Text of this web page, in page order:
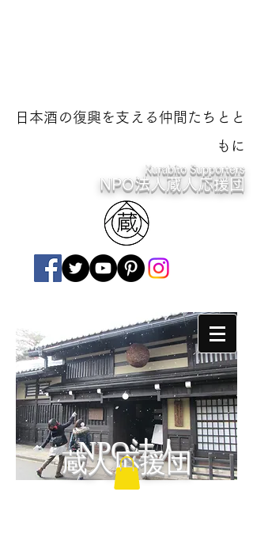
日本酒の復興を支える仲間たちとと
もに
Kurabito Supporters
NPO法人蔵人応援団
NPO法人
蔵人応援団